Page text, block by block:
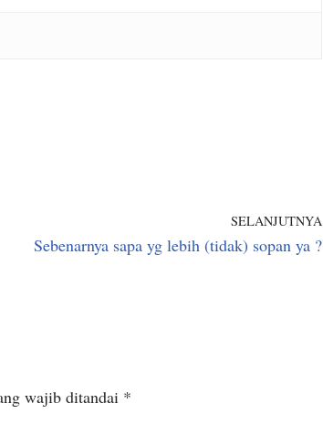
SELANJUTNYA
Sebenarnya sapa yg lebih (tidak) sopan ya ?
wajib ditandai *